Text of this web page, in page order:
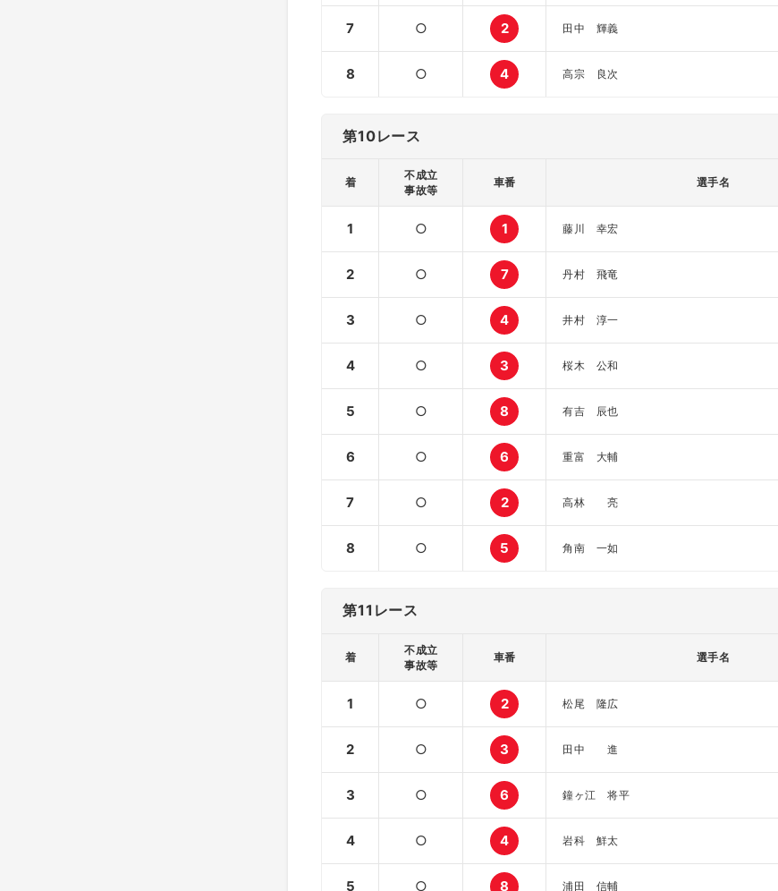
7 ○ 2 田中 輝義
8 ○ 4 高宗 良次
第10レース
着
不成立
事故等
車番 選手名
1 ○ 1 藤川 幸宏
2 ○ 7 丹村 飛竜
3 ○ 4 井村 淳一
4 ○ 3 桜木 公和
5 ○ 8 有吉 辰也
6 ○ 6 重富 大輔
7 ○ 2 高林 亮
8 ○ 5 角南 一如
第11レース
着
不成立
事故等
車番 選手名
1 ○ 2 松尾 隆広
2 ○ 3 田中 進
3 ○ 6 鐘ヶ江 将平
4 ○ 4 岩科 鮮太
5 ○ 8 浦田 信輔